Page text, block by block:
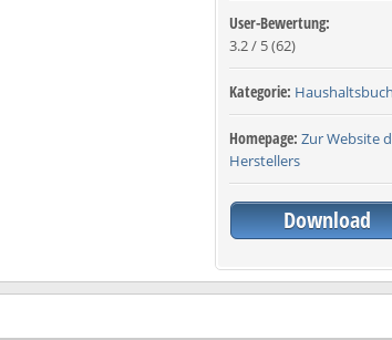
User-Bewertung:
3.2/ 5(62)
Kategorie: Haushaltsbuch
Homepage: Zur Website
Herstellers
Download